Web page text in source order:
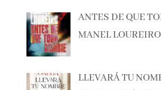
MILÁN
MANEL LOUREIRO